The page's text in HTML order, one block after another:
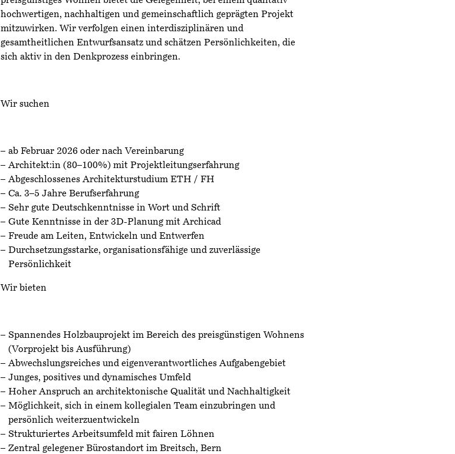
hochwertigen, nachhaltigen und gemeinschaftlich geprägten Projekt
mitzuwirken. Wir verfolgen einen interdisziplinären und
gesamtheitlichen Entwurfsansatz und schätzen Persönlichkeiten, die
sich aktiv in den Denkprozess einbringen.
Wir suchen
ab Februar 2026 oder nach Vereinbarung
Architekt:in (80–100%) mit Projektleitungserfahrung
Abgeschlossenes Architekturstudium ETH / FH
Ca. 3–5 Jahre Berufserfahrung
Sehr gute Deutschkenntnisse in Wort und Schrift
Gute Kenntnisse in der 3D-Planung mit Archicad
Freude am Leiten, Entwickeln und Entwerfen
Durchsetzungsstarke, organisationsfähige und zuverlässige
Persönlichkeit
Wir bieten
Spannendes Holzbauprojekt im Bereich des preisgünstigen Wohnens
(Vorprojekt bis Ausführung)
Abwechslungsreiches und eigenverantwortliches Aufgabengebiet
Junges, positives und dynamisches Umfeld
Hoher Anspruch an architektonische Qualität und Nachhaltigkeit
Möglichkeit, sich in einem kollegialen Team einzubringen und
persönlich weiterzuentwickeln
Strukturiertes Arbeitsumfeld mit fairen Löhnen
Zentral gelegener Bürostandort im Breitsch, Bern